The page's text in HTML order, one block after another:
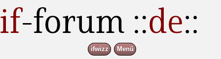
ifwizz Menü